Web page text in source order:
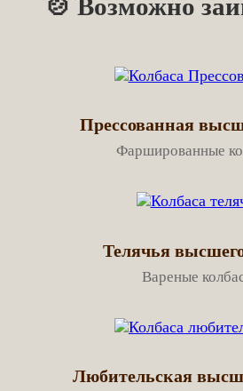
🍲 Возможно
Прессованная
Фаршированные
Телячья
Вареные
Любительская